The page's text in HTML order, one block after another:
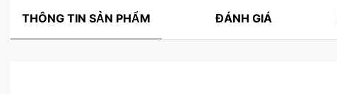
THÔNG TIN SẢN PHẨM ĐÁNH GIÁ